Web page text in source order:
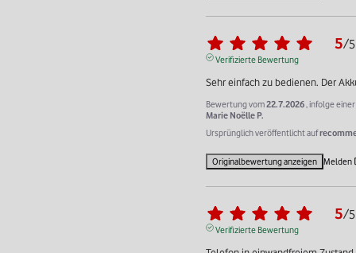
5/5
Verifizierte Bewertung
Sehr einfach zu bedienen. Der
Bewertung vom22.7.2026 , infolge
Marie Noëlle P.
Ursprünglich veröffentlicht auf
Originalbewertung anzeigen Melden
5/5
Verifizierte Bewertung